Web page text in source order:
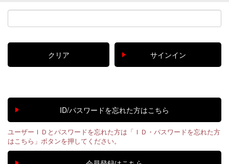
ユーザーＩＤとパスワードを忘れた方は「ＩＤ・パスワードを忘れた方
はこちら」ボタンを押してください。